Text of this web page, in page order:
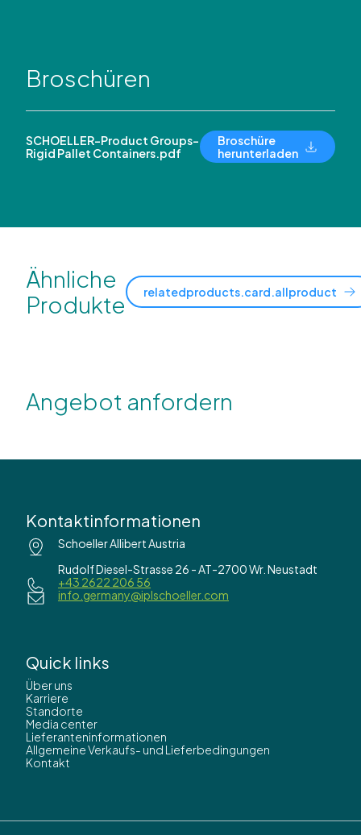
Broschüren
SCHOELLER-Product Groups-
Rigid Pallet Containers.pdf
Broschüre
herunterladen
Ähnliche
Produkte
relatedproducts.card.allproduct
Angebot anfordern
Kontaktinformationen
Schoeller Allibert Austria
Rudolf Diesel-Strasse 26 - AT-2700 Wr. Neustadt
+43 2622 206 56
info.germany@iplschoeller.com
Quick links
Über uns
Karriere
Standorte
Media center
Lieferanteninformationen
Allgemeine Verkaufs- und Lieferbedingungen
Kontakt